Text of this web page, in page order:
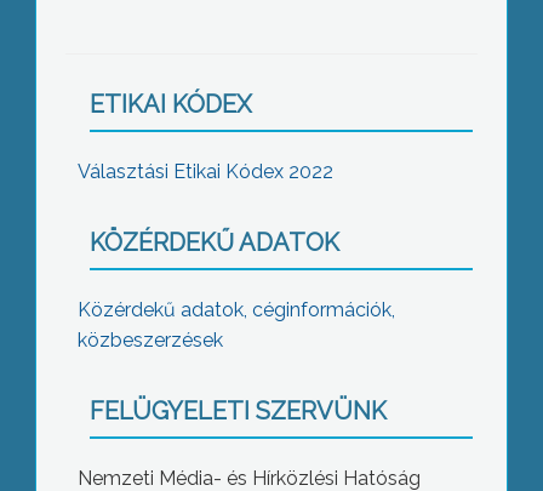
ETIKAI KÓDEX
Választási Etikai Kódex 2022
KÖZÉRDEKŰ ADATOK
Közérdekű adatok, céginformációk,
közbeszerzések
FELÜGYELETI SZERVÜNK
Nemzeti Média- és Hírközlési Hatóság